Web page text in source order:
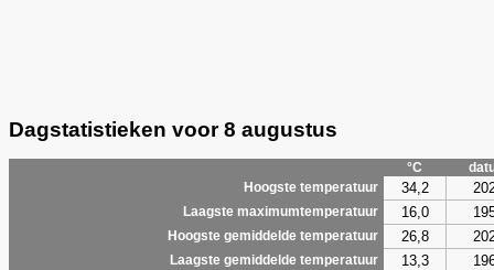
Dagstatistieken voor 8 augustus
°C
Hoogste temperatuur
34,2
Laagste maximumtemperatuur 16,0
Hoogste gemiddelde temperatuur 26,8
Laagste gemiddelde temperatuur 13,3